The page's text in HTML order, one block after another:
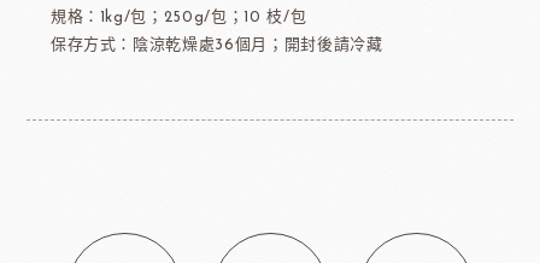
規格：1kg/包；250g/包；10 枝/包
保存方式：陰涼乾燥處36個月；開封後請冷藏